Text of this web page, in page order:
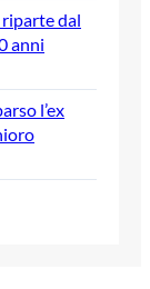
riparte dal
anni
l’ex